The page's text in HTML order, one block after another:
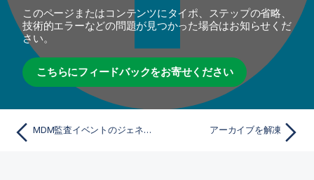
このページまたはコンテンツにタイポ、ステップの省略、
技術的エラーなどの問題が見つかった場合はお知らせくだ
さい。
こちらにフィードバックをお寄せください
MDM監査イベントのジェネリックプロパティ アーカイブを解凍